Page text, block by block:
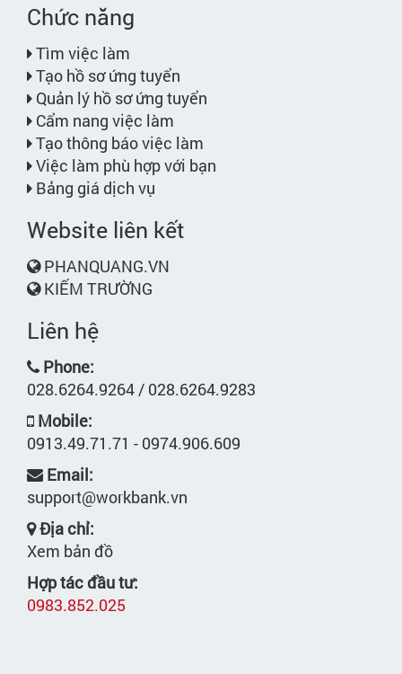
Chức năng
Tìm việc làm
Tạo hồ sơ ứng tuyển
Quản lý hồ sơ ứng tuyển
Cẩm nang việc làm
Tạo thông báo việc làm
Việc làm phù hợp với bạn
Bảng giá dịch vụ
Website liên kết
PHANQUANG.VN
KIẾM TRƯỜNG
Liên hệ
Phone:
028.6264.9264 / 028.6264.9283
Mobile:
0913.49.71.71 - 0974.906.609
Email:
support@workbank.vn
Địa chỉ:
Xem bản đồ
Hợp tác đầu tư:
0983.852.025